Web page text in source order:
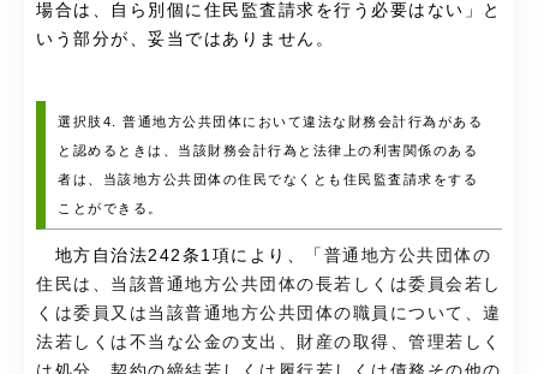
場合は、自ら別個に住民監査請求を行う必要はない 」と
いう部分が、妥当ではありません。
選択肢4. 普通地方公共団体において違法な財務会計行為がある
と認めるときは、当該財務会計行為と法律上の利害関係のある
者は、当該地方公共団体の住民でなくとも住民監査請求をする
ことができる。
地方自治法242条1項により、「 普通地方公共団体の
住民は、当該普通地方公共団体の長若しくは委員会若し
くは委員又は当該普通地方公共団体の職員について、違
法若しくは不当な公金の支出、財産の取得、管理若しく